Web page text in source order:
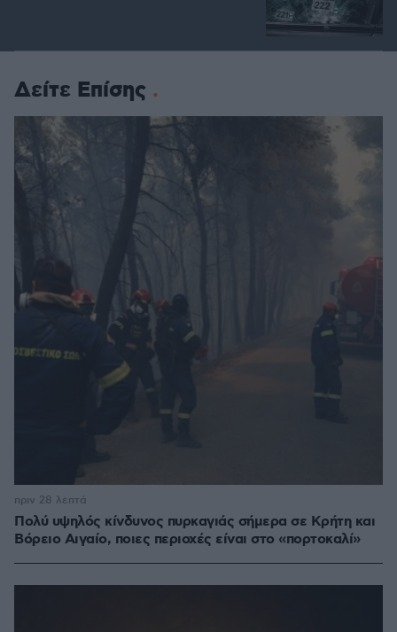
Δείτε Επίσης
Πολύ υψηλός κίνδυνος πυρκαγιάς σήμερα σε Κρήτη και
Βόρειο Αιγαίο, ποιες περιοχές είναι στο «πορτοκαλί»
πριν 28 λεπτά